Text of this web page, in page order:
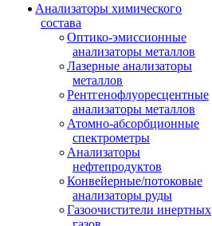
Анализаторы химического
состава
Оптико-эмиссионные
анализаторы металлов
Лазерные анализаторы
металлов
Рентгенофлуоресцентные
анализаторы металлов
Атомно-абсорбционные
спектрометры
Анализаторы
нефтепродуктов
Конвейерные/потоковые
анализаторы руды
Газоочистители инертных